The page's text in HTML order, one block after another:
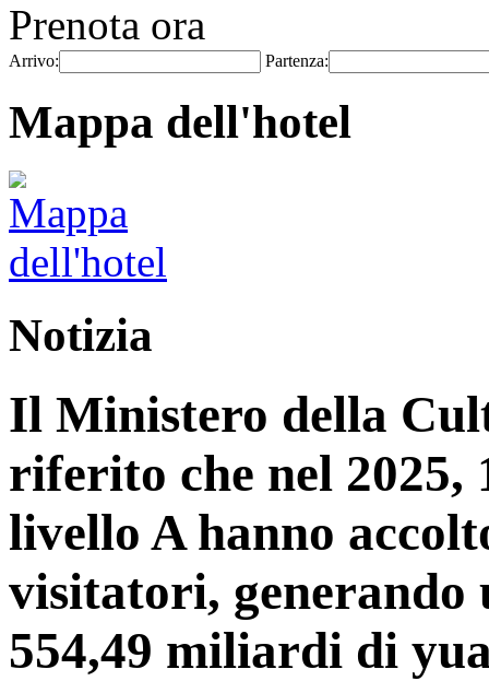
Prenota ora
Arrivo: Partenza:
Mappa dell'hotel
Notizia
Il Ministero della
riferito che nel
livello A hanno
visitatori,
554,49 miliardi di